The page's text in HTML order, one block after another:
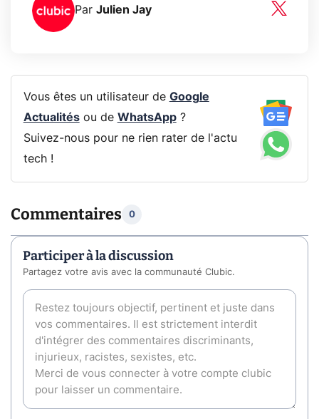
Par Julien Jay
Vous êtes un utilisateur de Google
Actualitésou de WhatsApp?
Suivez-nous pour ne rien rater de l'actu
tech !
Commentaires 0
Participer à la discussion
Partagez votre avis avec la communauté Clubic.